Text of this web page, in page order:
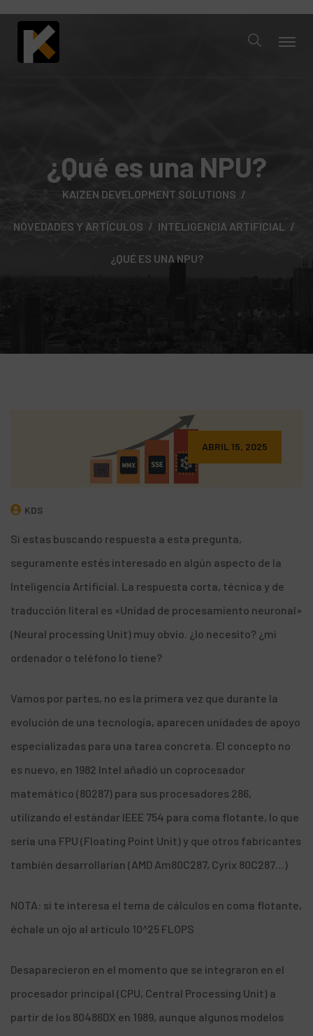
¿Qué es una NPU?
KAIZEN DEVELOPMENT SOLUTIONS
NOVEDADES Y ARTÍCULOS INTELIGENCIA ARTIFICIAL
¿QUÉ ES UNA NPU?
ABRIL 15, 2025
KDS
Si estas buscando respuesta a esta pregunta,
seguramente estés interesado en algún aspecto de la
Inteligencia Artificial. La respuesta corta, técnica y de
traducción literal es «Unidad de procesamiento neuronal»
(Neural processing Unit) muy obvio. ¿lo necesito? ¿mi
ordenador o teléfono lo tiene?
Vamos por partes, no es la primera vez que durante la
evolución de una tecnología, aparecen unidades de apoyo
especializadas para una tarea concreta. El concepto no
es nuevo, en 1982 Intel añadió un coprocesador
matemático (80287) para sus procesadores 286,
utilizando el estándar IEEE 754 para coma flotante, lo que
sería una FPU (Floating Point Unit) y que otros fabricantes
también desarrollarían (AMD Am80C287, Cyrix 80C287…)
NOTA: si te interesa el tema de cálculos en coma flotante,
échale un ojo al artículo 10^25 FLOPS
Desaparecieron en el momento que se integraron en el
procesador principal (CPU, Central Processing Unit) a
partir de los 80486DX en 1989, aunque algunos modelos